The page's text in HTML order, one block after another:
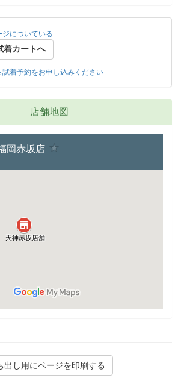
についている
着カートへ
着予約をお申し込みください
店舗地図